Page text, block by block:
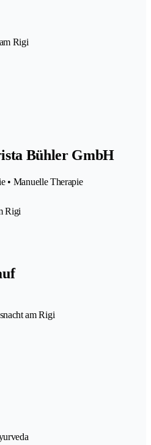
Rigi
Bühler GmbH
• Manuelle Therapie
Rigi
am Rigi